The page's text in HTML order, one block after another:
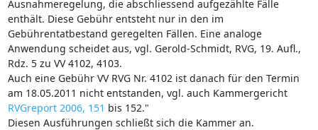
Ausnahmeregelung, die abschliessend aufgezählte Fälle
enthält. Diese Gebühr entsteht nur in den im
Gebührentatbestand geregelten Fällen. Eine analoge
Anwendung scheidet aus, vgl. Gerold-Schmidt, RVG, 19. Aufl.,
Rdz. 5 zu VV 4102, 4103.
Auch eine Gebühr VV RVG Nr. 4102 ist danach für den Termin
am 18.05.2011 nicht entstanden, vgl. auch Kammergericht
RVGreport 2006, 151 bis 152."
Diesen Ausführungen schließt sich die Kammer an.